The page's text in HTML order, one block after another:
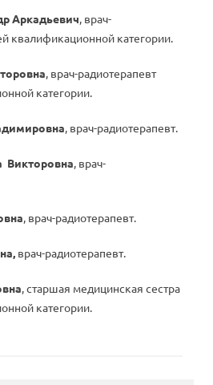
Аркадьевич, врач-
квалификационной категории.
, врач-радиотерапевт
категории.
, врач-радиотерапевт.
Викторовна, врач-
, врач-радиотерапевт.
врач-радиотерапевт.
, старшая медицинская сестра
категории.